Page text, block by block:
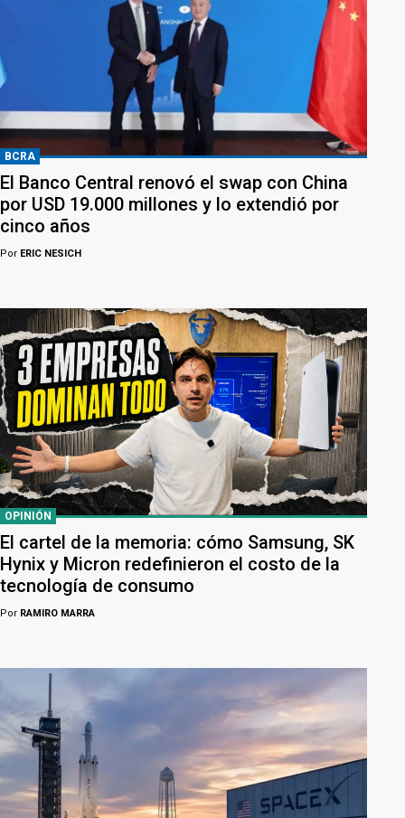
BCRA
El Banco Central renovó el swap con China
por USD 19.000 millones y lo extendió por
cinco años
Por ERIC NESICH
OPINIÓN
El cartel de la memoria: cómo Samsung, SK
Hynix y Micron redefinieron el costo de la
tecnología de consumo
Por RAMIRO MARRA